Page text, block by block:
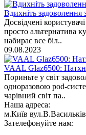
Вдихніть
Досвідчені
просто альтернатива
набирає все біл..
09.08.2023
VAAL Glaz6500:
Пориньте у світ
одноразовою pod-
чарівний світ па..
Наша адреса:
м.Київ
Зателефонуйте нам: